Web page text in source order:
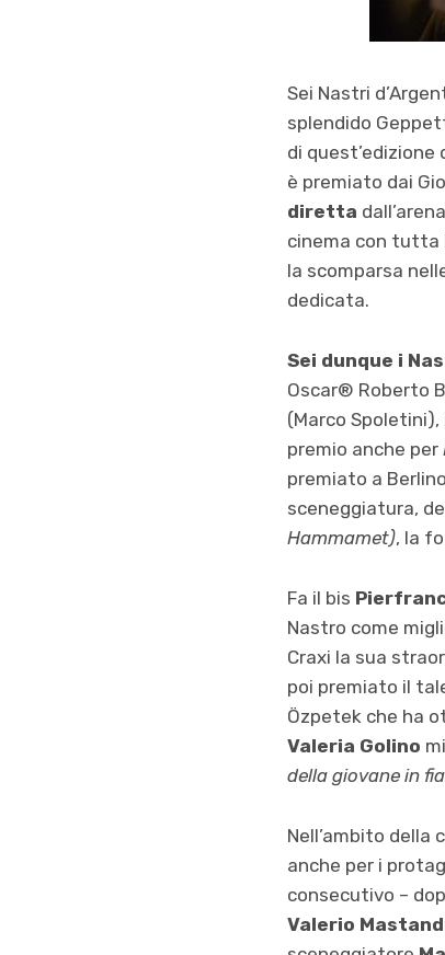
Sei Nastri
splendido
di quest’edizione
è premiato dai
diretta
cinema con tutta
la scomparsa
dedicata.
Sei dunque i
Oscar® Roberto
(Marco
premio anche per
premiato a
sceneggiatura,
Hammamet), la
Fa il bis
Nastro come
Craxi la sua
poi premiato il
Özpetek che ha
Valeria Golino
della giovane in
Nell’ambito della
anche per i
consecutivo –
Valerio